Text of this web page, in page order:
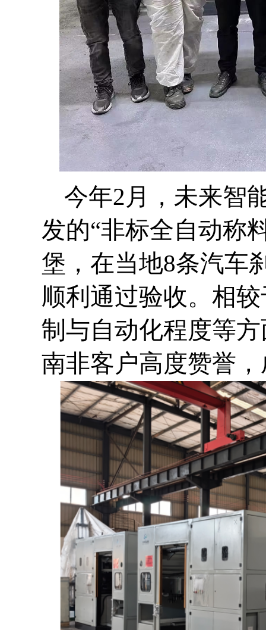
今年2月，未来智
发的“非标全自动称
堡，在当地8条汽车
顺利通过验收。相
制与自动化程度等
南非客户高度赞誉